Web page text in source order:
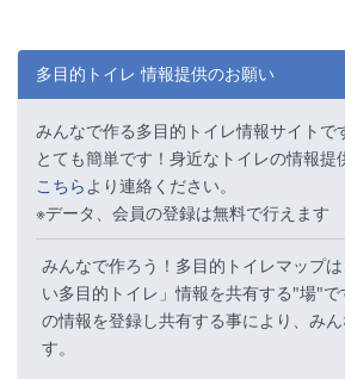
多目的トイレ 情報提供のお願い
みんなで作る多目的トイレ情報サイトで
とても簡単です！身近なトイレの情報提
こちらより連絡ください。
※データ、会員の登録は無料で行えます
みんなで作ろう！多目的トイレマップ
い多目的トイレ」情報を共有する"場"
の情報を登録し共有する事により、み
す。